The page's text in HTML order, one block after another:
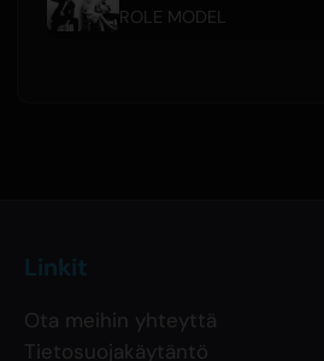
ROLE MODEL
Linkit
Ota meihin yhteyttä
Tietosuojakäytäntö